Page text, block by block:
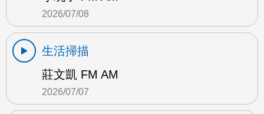
2026/07/08
生活掃描
莊文凱 FM AM
2026/07/07